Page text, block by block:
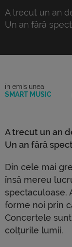
A trecut un an
Un an fără
virtuale și […]
în emisiunea:
SMART MUSIC
A trecut un an
Un an fără
Din cele mai
însă mereu
spectaculoase.
forme noi prin
Concertele
colțurile lumii.